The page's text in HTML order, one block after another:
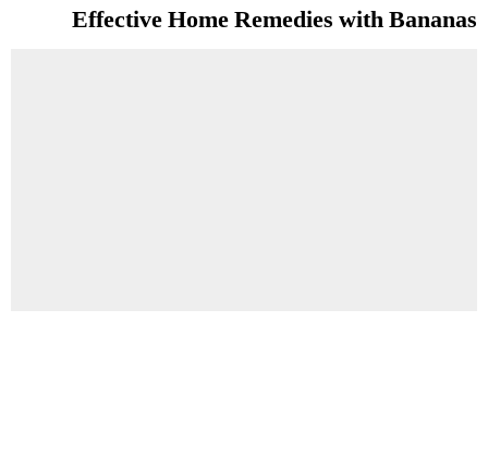
Effective Home Remedies with Bananas